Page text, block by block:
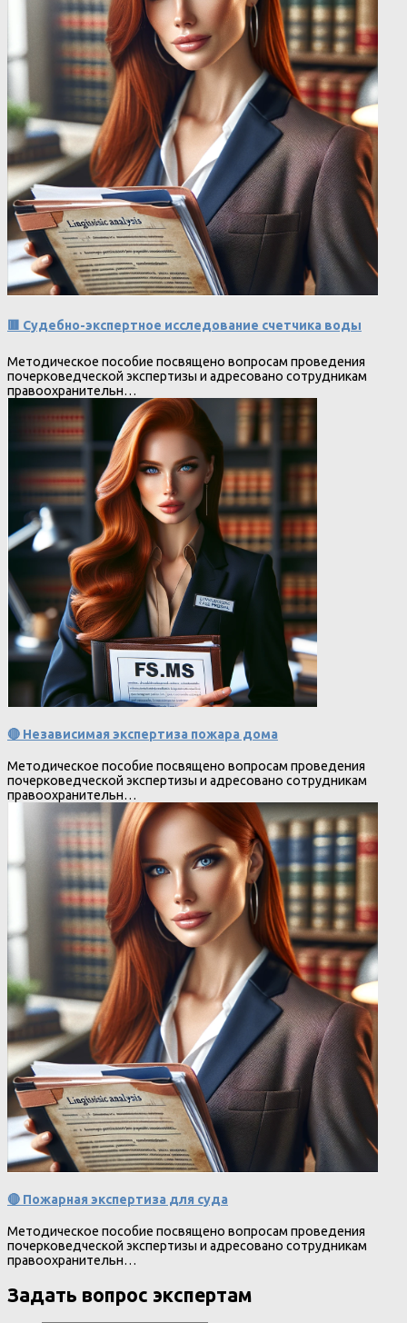
🟥 Судебно-экспертное исследование счетчика воды
Методическое пособие посвящено вопросам проведения
почерковедческой экспертизы и адресовано сотрудникам
правоохранительн…
🔴 Независимая экспертиза пожара дома
Методическое пособие посвящено вопросам проведения
почерковедческой экспертизы и адресовано сотрудникам
правоохранительн…
🔴 Пожарная экспертиза для суда
Методическое пособие посвящено вопросам проведения
почерковедческой экспертизы и адресовано сотрудникам
правоохранительн…
Задать вопрос экспертам